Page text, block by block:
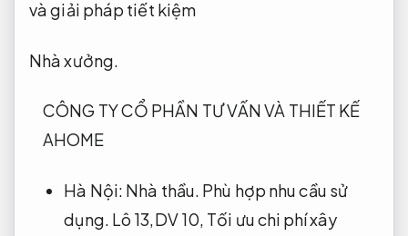
Nhà xưởng.
CÔNG TY CỔ PHẦN TƯ VẤN VÀ THIẾT KẾ
AHOME
Hà Nội: Nhà thầu. Phù hợp nhu cầu sử
dụng. Lô 13,DV 10, Tối ưu chi phí xây